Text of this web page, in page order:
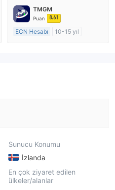
Pazar Yapıcılık (MM)
MT4 Tam Lisans
TMGM
Puan 8.61
ECN Hesabı
10-15 yıl
Sunucu Konumu
İzlanda
En çok ziyaret edilen
ülkeler/alanlar